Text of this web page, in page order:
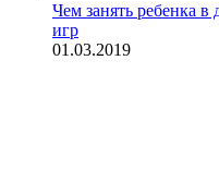
Чем занять ребенка в
игр
01.03.2019